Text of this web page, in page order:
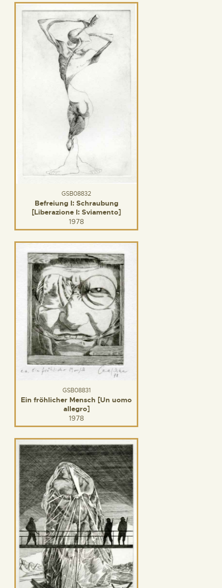
GSB08832
Befreiung I: Schraubung
[Liberazione I: Sviamento]
1978
GSB08831
Ein fröhlicher Mensch [Un uomo
allegro]
1978